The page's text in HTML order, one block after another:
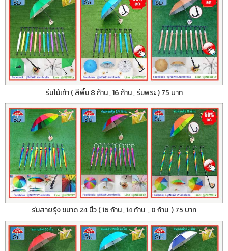
ร่มไม้เท้า ( สีพื้น 8 ก้าน , 16 ก้าน , ร่มพระ ) 75 บาท
ร่มสายรุ้ง ขนาด 24 นิ้ว ( 16 ก้าน , 14 ก้าน , 8 ก้าน ) 75 บาท